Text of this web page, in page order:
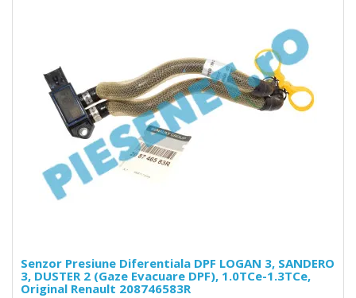
Senzor Presiune Diferentiala DPF LOGAN 3, SANDERO
3, DUSTER 2 (Gaze Evacuare DPF), 1.0TCe-1.3TCe,
Original Renault 208746583R